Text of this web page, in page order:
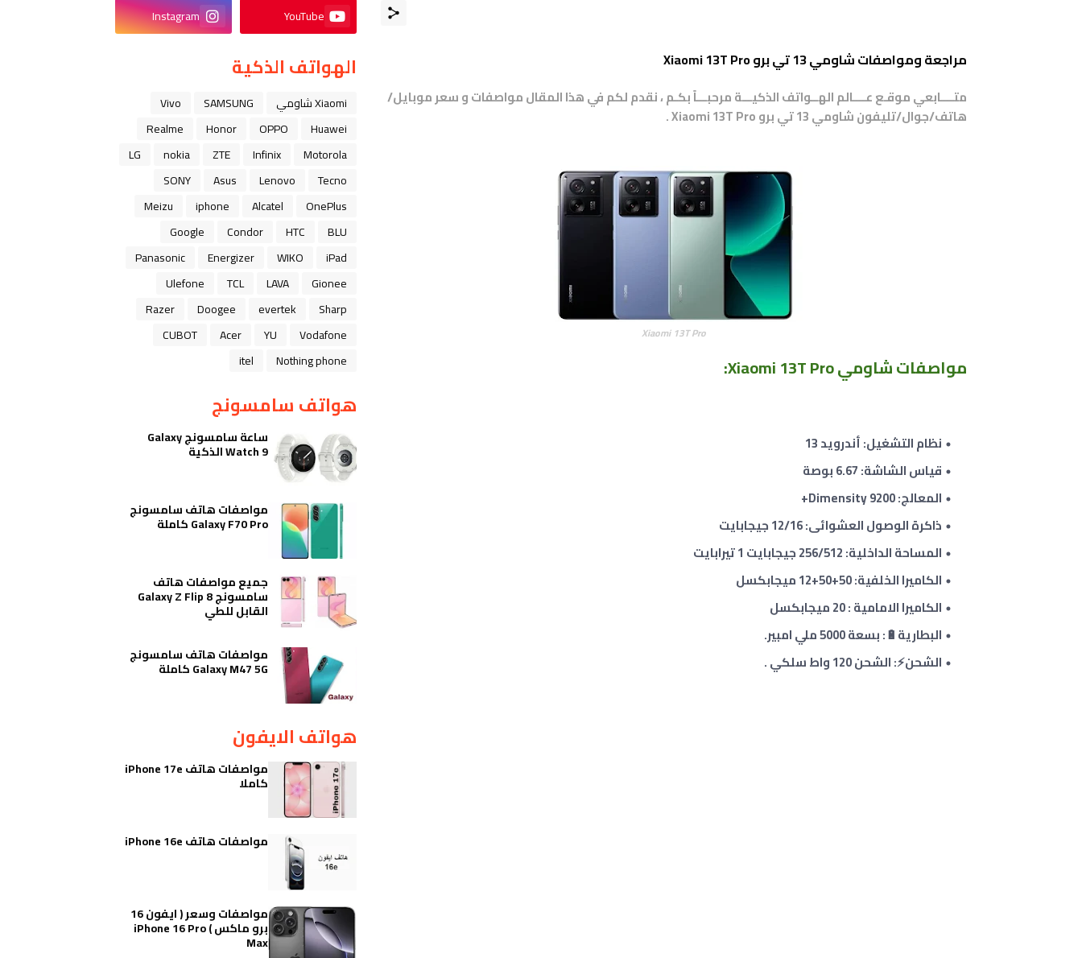
مراجعة ومواصفات شاومي 13 تي برو Xiaomi 13T Pro
متــــابعي موقـع عــــالم الهــواتف الذكيـــة مرحبـــاً بكـم ، نقدم لكم في هذا المقال مواصفات و سعر موبايل/
هاتف/جوال/تليفونشاومي 13 تي برو Xiaomi 13T Pro .
Xiaomi 13T Pro
مواصفات شاومي Xiaomi 13T Pro :
نظام التشغيل: أندرويد 13
قياس الشاشة: 6.67 بوصة
المعالج: Dimensity 9200+
ذاكرة الوصول العشوائى: 12/16 جيجابايت
المساحة الداخلية: 256/512 جيجابايت 1 تيرابايت
الكاميرا الخلفية: 50
+50+12
ميجابكسل
الكاميرا الامامية : 20 ميجابكسل
البطارية🔋: بسعة 5000 ملي امبير.
الشحن⚡: الشحن 120 واط سلكي .
YouTube
Instagram
الهواتف الذكية
Xiaomi شاومي SAMSUNG
Vivo
Huawei
OPPO
Honor
Realme
Motorola
Infinix
ZTE
nokia
LG
Tecno
Lenovo
Asus
SONY
OnePlus
Alcatel
iphone
Meizu
BLU
HTC
Condor
Google
iPad
WIKO
Energizer
Panasonic
Gionee
LAVA
TCL
Ulefone
Sharp
evertek
Doogee
Razer
Vodafone
YU
Acer
CUBOT
Nothing phone
itel
هواتف سامسونج
ساعة سامسونج Galaxy
Watch 9 الذكية
مواصفات هاتف سامسونج
Galaxy F70 Pro كاملة
جميع مواصفات هاتف
سامسونج Galaxy Z Flip 8
القابل للطي
مواصفات هاتف سامسونج
Galaxy M47 5G كاملة
هواتف الايفون
مواصفات هاتف iPhone 17e
كاملا
مواصفات هاتف iPhone 16e
مواصفات وسعر ( ايفون 16
برو ماكس ) iPhone 16 Pro
Max